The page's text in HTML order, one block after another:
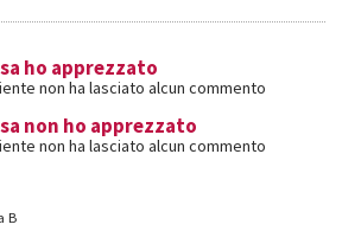
ho apprezzato
non ha lasciato alcun commento
non ho apprezzato
non ha lasciato alcun commento
B